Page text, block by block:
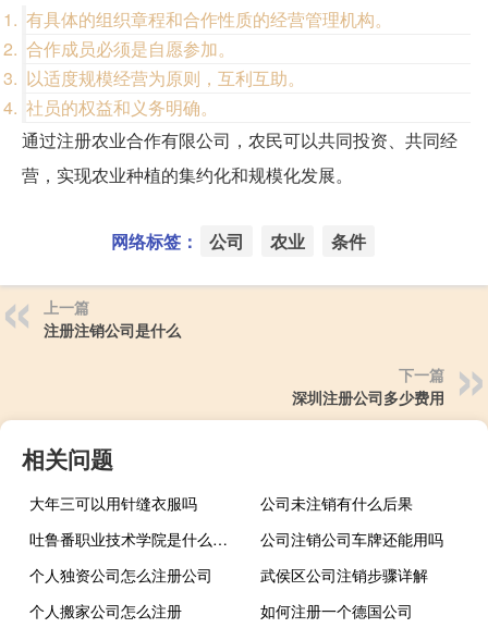
有具体的组织章程和合作性质的经营管理机构。
合作成员必须是自愿参加。
以适度规模经营为原则，互利互助。
社员的权益和义务明确。
通过注册农业合作有限公司，农民可以共同投资、共同经
营，实现农业种植的集约化和规模化发展。
网络标签： 公司 农业 条件
上一篇
注册注销公司是什么
下一篇
深圳注册公司多少费用
相关问题
大年三可以用针缝衣服吗
公司未注销有什么后果
吐鲁番职业技术学院是什么类别的学校
公司注销公司车牌还能用吗
个人独资公司怎么注册公司
武侯区公司注销步骤详解
个人搬家公司怎么注册
如何注册一个德国公司